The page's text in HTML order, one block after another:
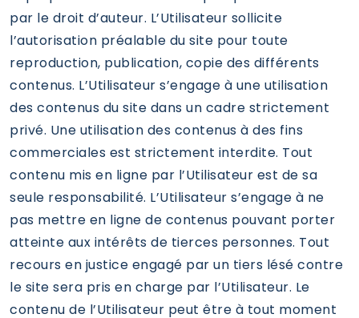
par le droit d’auteur. L’Utilisateur sollicite
l’autorisation préalable du site pour toute
reproduction, publication, copie des différents
contenus. L’Utilisateur s’engage à une utilisation
des contenus du site dans un cadre strictement
privé. Une utilisation des contenus à des fins
commerciales est strictement interdite. Tout
contenu mis en ligne par l’Utilisateur est de sa
seule responsabilité. L’Utilisateur s’engage à ne
pas mettre en ligne de contenus pouvant porter
atteinte aux intérêts de tierces personnes. Tout
recours en justice engagé par un tiers lésé contre
le site sera pris en charge par l’Utilisateur. Le
contenu de l’Utilisateur peut être à tout moment